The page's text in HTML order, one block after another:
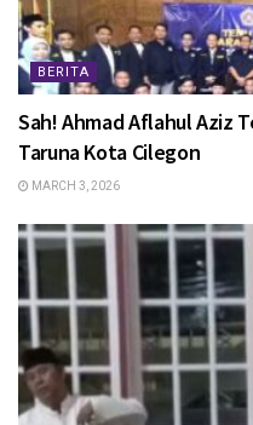
BERITA
Sah! Ahmad Aflahul Aziz
Taruna Kota Cilegon
MARCH 3, 2026